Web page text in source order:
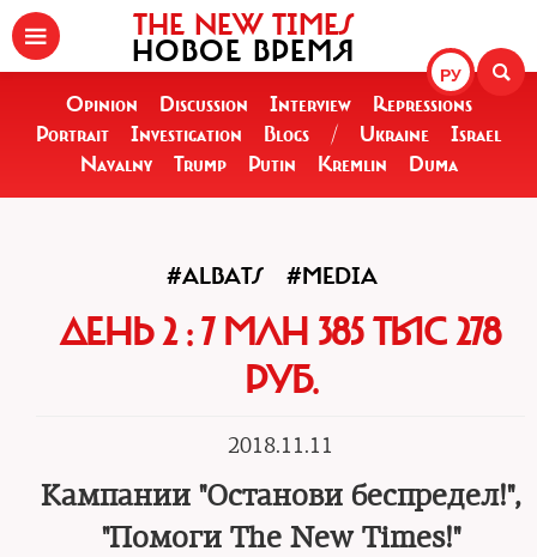
РУ
THE NEW TIMES
НОВОЕ ВРЕМЯ
Opinion Discussion Interview
Repressions
Portrait
Investigation Blogs / Ukraine
Israel
Navalny
Trump Putin Kremlin Duma
#ALBATS #MEDIA
ДЕНЬ 2 : 7 МЛН 385 ТЫС 278
РУБ.
2018.11.11
Кампании "Останови беспредел!",
"Помоги The New Times!"